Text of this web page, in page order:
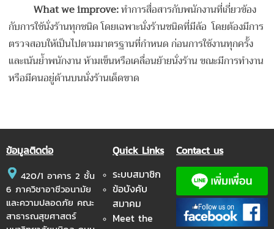
What we improve:ทำการสื่อสารกับพนักงานที่เกี่ยวข้อง
กับการใช้นั่งร้านทุกชนิด โดยเฉพาะนั่งร้านชนิดที่มีล้อ โดยต้องมีการ
ตรวจสอบให้เป็นไปตามมาตรฐานที่กำหนด ก่อนการใช้งานทุกครั้ง
และเน้นย้ำพนักงาน ห้ามเข็นหรือเคลื่อนย้ายนั่งร้าน ขณะมีการทำงาน
หรือมีคนอยู่ด้านบนนั่งร้านเด็ดขาด
ข้อมูลติดต่อ
420/1 อาคาร 2 ชั้น
6 ภาควิชาอาชีวอนามัย
และความปลอดภัย คณะ
สาธารณสุขศาสตร์
Quick Links
ระบบสมาชิก
ข้อบังคับ
สมาคม
Meet the
Contact us